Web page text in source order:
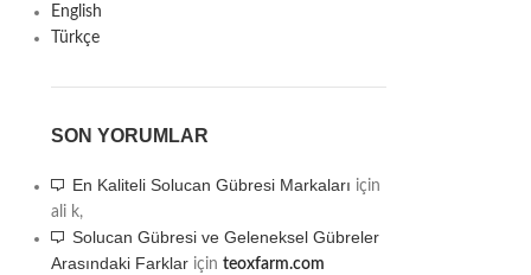
English
Türkçe
SON YORUMLAR
En Kaliteli Solucan Gübresi Markaları için
ali k,
Solucan Gübresi ve Geleneksel Gübreler
Arasındaki Farklariçin teoxfarm.com